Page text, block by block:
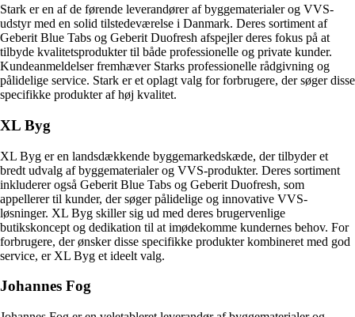
Stark er en af de førende leverandører af byggematerialer og VVS-
udstyr med en solid tilstedeværelse i Danmark. Deres sortiment af
Geberit Blue Tabs og Geberit Duofresh afspejler deres fokus på at
tilbyde kvalitetsprodukter til både professionelle og private kunder.
Kundeanmeldelser fremhæver Starks professionelle rådgivning og
pålidelige service. Stark er et oplagt valg for forbrugere, der søger disse
specifikke produkter af høj kvalitet.
XL Byg
XL Byg er en landsdækkende byggemarkedskæde, der tilbyder et
bredt udvalg af byggematerialer og VVS-produkter. Deres sortiment
inkluderer også Geberit Blue Tabs og Geberit Duofresh, som
appellerer til kunder, der søger pålidelige og innovative VVS-
løsninger. XL Byg skiller sig ud med deres brugervenlige
butikskoncept og dedikation til at imødekomme kundernes behov. For
forbrugere, der ønsker disse specifikke produkter kombineret med god
service, er XL Byg et ideelt valg.
Johannes Fog